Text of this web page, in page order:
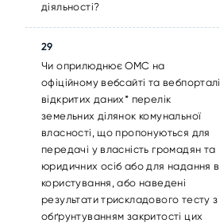
діяльності?
29
Чи оприлюднює ОМС на
офіційному вебсайті та вебпорталі
відкритих даних* перелік
земельних ділянок комунальної
власності, що пропонуються для
передачі у власність громадян та
юридичних осіб або для надання в
користування, або наведені
результати трискладового тесту з
обґрунтуванням закритості цих